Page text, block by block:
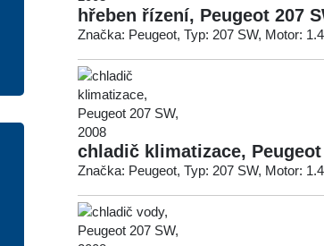
hřeben řízení, Peugeot 207
Značka: Peugeot, Typ: 207 SW, Motor:
chladič klimatizace, Peugeot
Značka: Peugeot, Typ: 207 SW, Motor: